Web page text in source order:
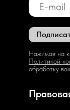
Нажимая на
Политикой
обработку